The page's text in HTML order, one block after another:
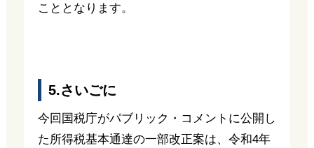
こととなります。
5.さいごに
今回国税庁がパブリック・コメントに公開し
た所得税基本通達の一部改正案は、令和4年